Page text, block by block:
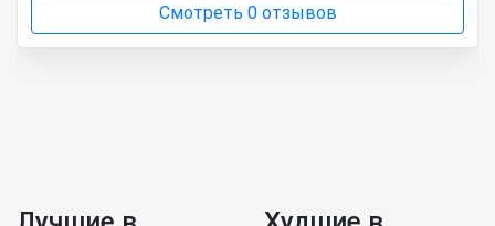
Смотреть 0 отзывов